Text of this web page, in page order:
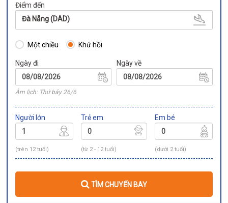
Điểm đến
Đà Nẵng (DAD)
Một chiều Khứ hồi
Ngày đi
Âm lịch: Thứ bảy 26/6
Ngày về
Người lớn
(trên 12 tuổi)
Trẻ em
(từ 2 - 12 tuổi)
Em bé
(dưới 2 tuổi)
TÌM CHUYẾN BAY